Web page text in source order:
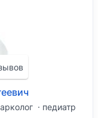
педиатр